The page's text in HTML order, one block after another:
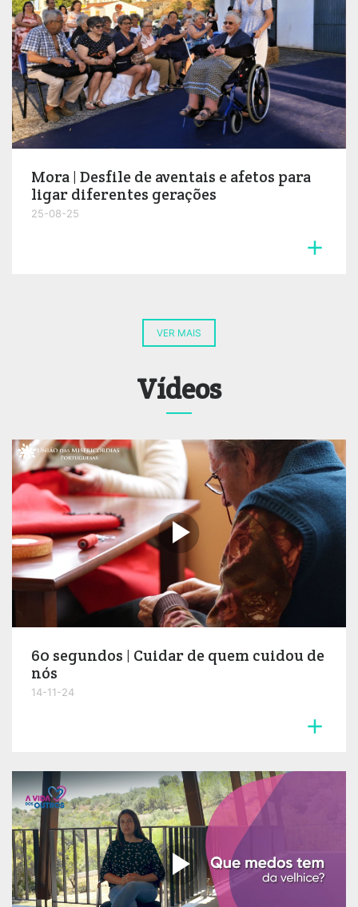
Mora | Desfile de aventais e afetos para
ligar diferentes gerações
25-08-25

VER MAIS
Vídeos

60 segundos | Cuidar de quem cuidou de
nós
14-11-24

